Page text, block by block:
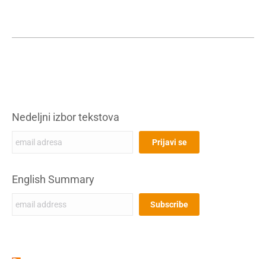
Nedeljni izbor tekstova
English Summary